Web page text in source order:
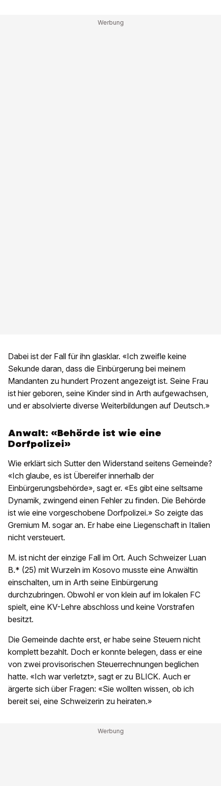
Dabei ist der Fall für ihn glasklar. «Ich zweifle keine
Sekunde daran, dass die Einbürgerung bei meinem
Mandanten zu hundert Prozent angezeigt ist. Seine Frau
ist hier geboren, seine Kinder sind in Arth aufgewachsen,
und er absolvierte diverse Weiterbildungen auf Deutsch.»
Anwalt: «Behörde ist wie eine
Dorfpolizei»
Wie erklärt sich Sutter den Widerstand seitens Gemeinde?
«Ich glaube, es ist Übereifer innerhalb der
Einbürgerungsbehörde», sagt er. «Es gibt eine seltsame
Dynamik, zwingend einen Fehler zu finden. Die Behörde
ist wie eine vorgeschobene Dorfpolizei.» So zeigte das
Gremium M. sogar an. Er habe eine Liegenschaft in Italien
nicht versteuert.
M. ist nicht der einzige Fall im Ort. Auch Schweizer Luan
B.* (25) mit Wurzeln im Kosovo musste eine Anwältin
einschalten, um in Arth seine Einbürgerung
durchzubringen. Obwohl er von klein auf im lokalen FC
spielt, eine KV-Lehre abschloss und keine Vorstrafen
besitzt.
Die Gemeinde dachte erst, er habe seine Steuern nicht
komplett bezahlt. Doch er konnte belegen, dass er eine
von zwei provisorischen Steuerrechnungen beglichen
hatte. «Ich war verletzt», sagt er zu BLICK. Auch er
ärgerte sich über Fragen: «Sie wollten wissen, ob ich
bereit sei, eine Schweizerin zu heiraten.»